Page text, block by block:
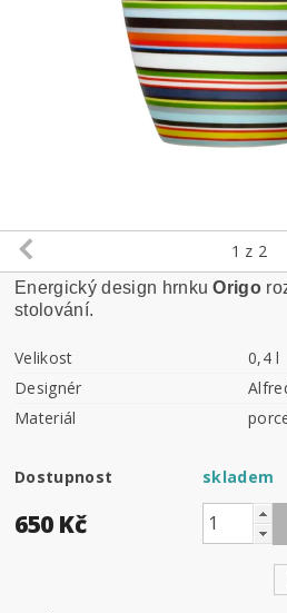
1 z 2
Energický design hrnkuOrigo
stolování.
Velikost
0,4 l
Designér
Materiál
Dostupnost skladem
650 Kč